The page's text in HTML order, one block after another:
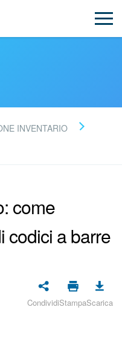
frequenti
INVENTARIO
come
codici a barre
CondividiStampaScarica